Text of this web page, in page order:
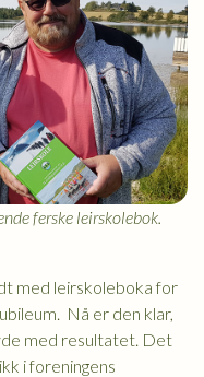
ferske leirskolebok.
med leirskoleboka for
Nå er den klar,
med resultatet. Det
i foreningens